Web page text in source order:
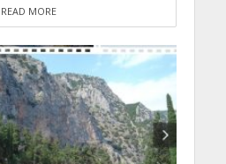
READ MORE